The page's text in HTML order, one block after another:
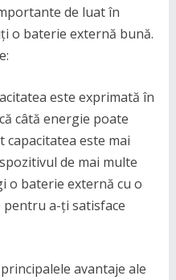
de luat în
o baterie externă bună.
este exprimată în
câtă energie poate
capacitatea este mai
de mai multe
o baterie externă cu o
pentru a-ți satisface
avantaje ale